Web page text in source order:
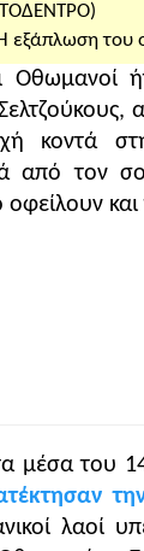
εξάπλωση του
Οθωμανοί
κοντά
από τον
οφείλουν
μέσα του
λαοί